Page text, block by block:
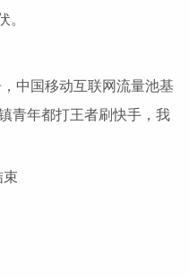
。
中国移动互联网流量池基
青年都打王者刷快手，我